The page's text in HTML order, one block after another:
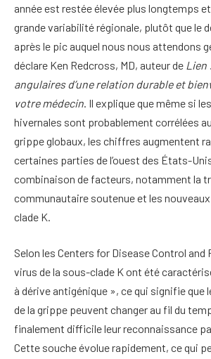
année est restée élevée plus longtemps
grande variabilité régionale, plutôt que le
après le pic auquel nous nous attendons
déclare Ken Redcross, MD, auteur de Lien
angulaires d’une relation durable et
votre médecin . Il explique que même si
hivernales sont probablement corrélées
grippe globaux, les chiffres augmentent
certaines parties de l’ouest des États-
combinaison de facteurs, notamment la
communautaire soutenue et les
clade K.
Selon les Centers for Disease Control and
virus de la sous-clade K ont été
à dérive antigénique », ce qui signifie que
de la grippe peuvent changer au fil du
finalement difficile leur reconnaissance
Cette souche évolue rapidement, ce qui